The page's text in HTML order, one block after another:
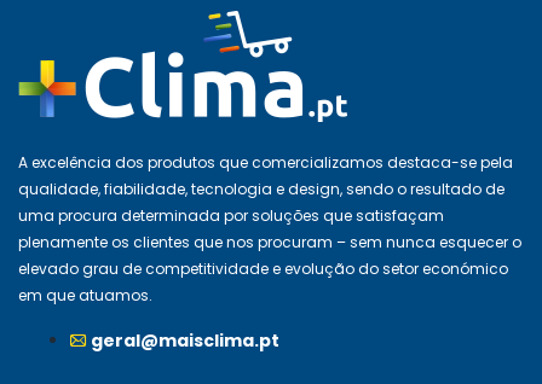
A excelência dos produtos que comercializamos destaca-se pela
qualidade, fiabilidade, tecnologia e design, sendo o resultado de
uma procura determinada por soluções que satisfaçam
plenamente os clientes que nos procuram – sem nunca esquecer o
elevado grau de competitividade e evolução do setor económico
em que atuamos.
geral@maisclima.pt